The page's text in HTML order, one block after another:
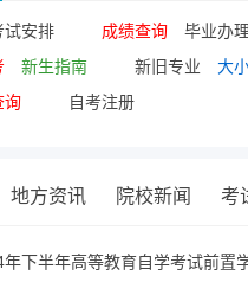
试安排 成绩查询 毕业办理
新生指南 新旧专业 大
询 自考注册
地方资讯 院校新闻 考
年下半年高等教育自学考试前置